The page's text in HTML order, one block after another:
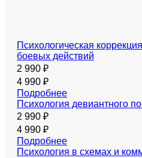
Психологическая
боевых действий
2 990 ₽
4 990 ₽
Подробнее
Психология девиантного
2 990 ₽
4 990 ₽
Подробнее
Психология в схемах и